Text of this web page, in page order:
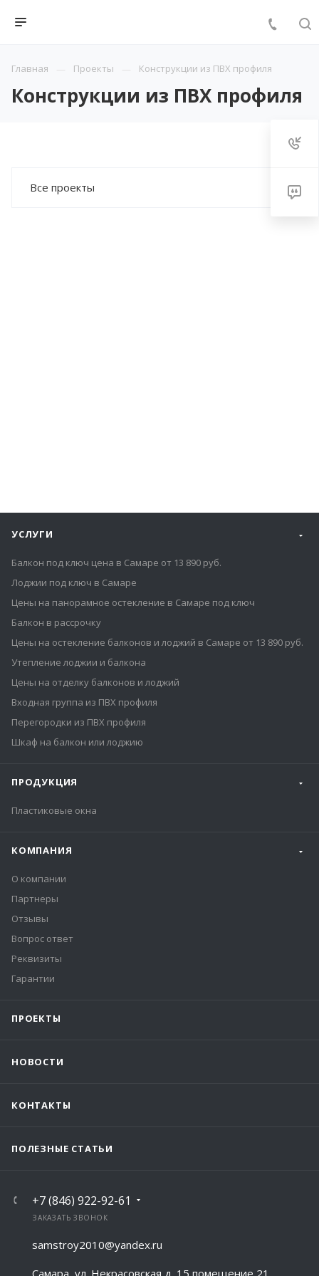
Главная Проекты Конструкции из ПВХ профиля
Конструкции из ПВХ профиля
Все проекты
УСЛУГИ
Балкон под ключ цена в Самаре от 13 890 руб.
Лоджии под ключ в Самаре
Цены на панорамное остекление в Самаре под ключ
Балкон в рассрочку
Цены на остекление балконов и лоджий в Самаре от 13 890 руб.
Утепление лоджии и балкона
Цены на отделку балконов и лоджий
Входная группа из ПВХ профиля
Перегородки из ПВХ профиля
Шкаф на балкон или лоджию
ПРОДУКЦИЯ
Пластиковые окна
КОМПАНИЯ
О компании
Партнеры
Отзывы
Вопрос ответ
Реквизиты
Гарантии
ПРОЕКТЫ
НОВОСТИ
КОНТАКТЫ
ПОЛЕЗНЫЕ СТАТЬИ
+7 (846) 922-92-61
ЗАКАЗАТЬ ЗВОНОК
samstroy2010@yandex.ru